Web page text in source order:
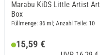
Marabu KiDS Little Artist Art
Box
Füllmenge: 36 ml; Anzahl Teile: 10
15,59 €